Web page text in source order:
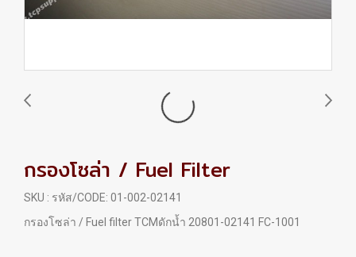
กรองโซล่า / Fuel Filter
SKU : รหัส/CODE: 01-002-02141
กรองโซล่า / Fuel filter TCMดักน้ำ 20801-02141 FC-1001